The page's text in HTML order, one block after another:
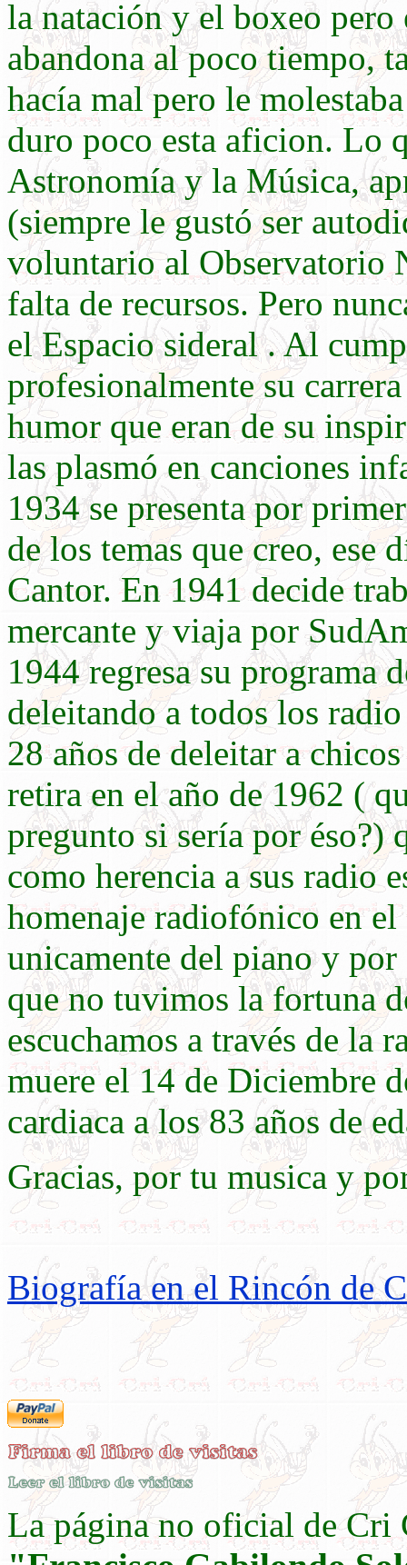
la natación y el boxeo
abandona al poco tiempo,
hacía mal pero le
duro poco esta aficion. Lo
Astronomía y la Música,
(siempre le gustó ser
voluntario al Observatorio
falta de recursos. Pero
el Espacio sideral . Al
profesionalmente su
humor que eran de su
las plasmó en canciones
1934 se presenta por
de los temas que creo,
Cantor. En 1941 decide
mercante y viaja por
1944 regresa su programa
deleitando a todos los
28 años de deleitar a
retira en el año de 1962 (
pregunto si sería por éso?)
como herencia a sus radio
homenaje radiofónico en el
unicamente del piano y
que no tuvimos la fortuna
escuchamos a través de la
muere el 14 de Diciembre
cardiaca a los 83 años de
Gracias, por tu musica y
Biografía en el Rincón de
La página no oficial de